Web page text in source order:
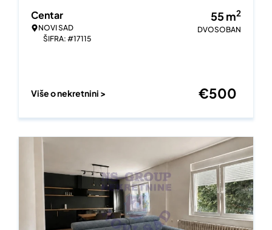
Centar
NOVI SAD
ŠIFRA: #17115
55m2
DVOSOBAN
Više o nekretnini > €500